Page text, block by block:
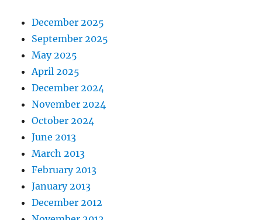
December 2025
September 2025
May 2025
April 2025
December 2024
November 2024
October 2024
June 2013
March 2013
February 2013
January 2013
December 2012